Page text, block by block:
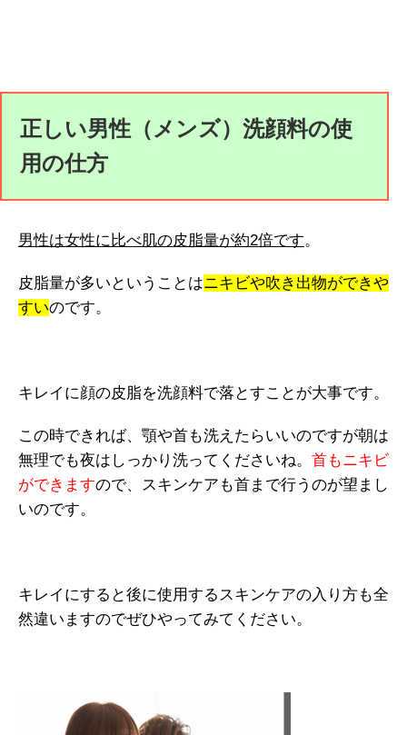
正しい男性（メンズ）洗顔料の使
用の仕方
男性は女性に比べ肌の皮脂量が約2倍です。
皮脂量が多いということはニキビや吹き出物ができや
すいのです。
キレイに顔の皮脂を洗顔料で落とすことが大事です。
この時できれば、顎や首も洗えたらいいのですが朝は
無理でも夜はしっかり洗ってくださいね。 首もニキビ
ができますので、スキンケアも首まで行うのが望まし
いのです。
キレイにすると後に使用するスキンケアの入り方も全
然違いますのでぜひやってみてください。